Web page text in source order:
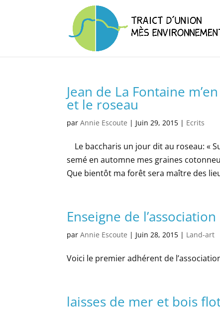
Jean de La Fontaine
et le roseau
parAnnie Escoute | Juin 29, 2015 | Ecrits
Le baccharis un jour dit au roseau: «
semé en automne mes graines
Que bientôt ma forêt sera maître des
Enseigne de l’association
parAnnie Escoute | Juin 28, 2015 | Land-art
Voici le premier adhérent de
laisses de mer et bois